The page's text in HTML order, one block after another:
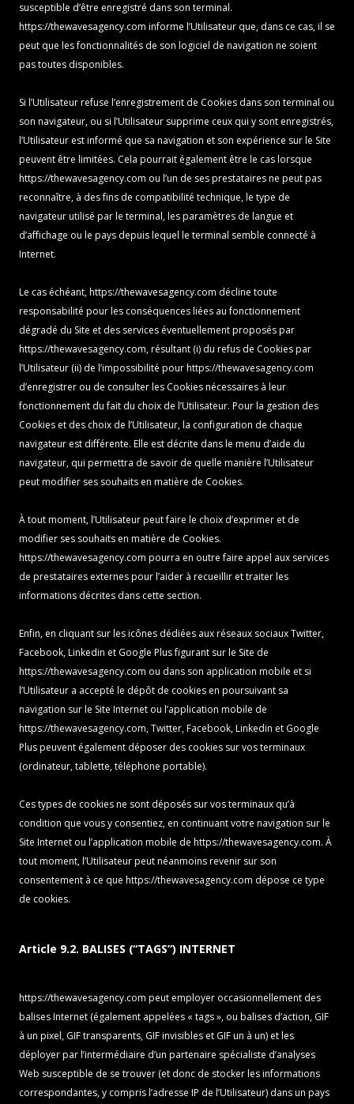
susceptible d’être enregistré dans son terminal.
https://thewavesagency.com informe l’Utilisateur que, dans ce cas, il se
peut que les fonctionnalités de son logiciel de navigation ne soient
pas toutes disponibles.
Si l’Utilisateur refuse l’enregistrement de Cookies dans son terminal ou
son navigateur, ou si l’Utilisateur supprime ceux qui y sont enregistrés,
l’Utilisateur est informé que sa navigation et son expérience sur le Site
peuvent être limitées. Cela pourrait également être le cas lorsque
https://thewavesagency.com ou l’un de ses prestataires ne peut pas
reconnaître, à des fins de compatibilité technique, le type de
navigateur utilisé par le terminal, les paramètres de langue et
d’affichage ou le pays depuis lequel le terminal semble connecté à
Internet.
Le cas échéant,https://thewavesagency.com décline toute
responsabilité pour les conséquences liées au fonctionnement
dégradé du Site et des services éventuellement proposés par
https://thewavesagency.com, résultant (i) du refus de Cookies par
l’Utilisateur (ii) de l’impossibilité pourhttps://thewavesagency.com
d’enregistrer ou de consulter les Cookies nécessaires à leur
fonctionnement du fait du choix de l’Utilisateur. Pour la gestion des
Cookies et des choix de l’Utilisateur, la configuration de chaque
navigateur est différente. Elle est décrite dans le menu d’aide du
navigateur, qui permettra de savoir de quelle manière l’Utilisateur
peut modifier ses souhaits en matière de Cookies.
À tout moment, l’Utilisateur peut faire le choix d’exprimer et de
modifier ses souhaits en matière de Cookies.
https://thewavesagency.com pourra en outre faire appel aux services
de prestataires externes pour l’aider à recueillir et traiter les
informations décrites dans cette section.
Enfin, en cliquant sur les icônes dédiées aux réseaux sociaux Twitter,
Facebook, Linkedin et Google Plus figurant sur le Site de
https://thewavesagency.com ou dans son application mobile et si
l’Utilisateur a accepté le dépôt de cookies en poursuivant sa
navigation sur le Site Internet ou l’application mobile de
https://thewavesagency.com, Twitter, Facebook, Linkedin et Google
Plus peuvent également déposer des cookies sur vos terminaux
(ordinateur, tablette, téléphone portable).
Ces types de cookies ne sont déposés sur vos terminaux qu’à
condition que vous y consentiez, en continuant votre navigation sur le
Site Internet ou l’application mobile de https://thewavesagency.com. À
tout moment, l’Utilisateur peut néanmoins revenir sur son
consentement à ce que https://thewavesagency.com dépose ce type
de cookies.
Article 9.2. BALISES (“TAGS”) INTERNET
https://thewavesagency.com peut employer occasionnellement des
balises Internet (également appelées « tags », ou balises d’action, GIF
à un pixel, GIF transparents, GIF invisibles et GIF un à un) et les
déployer par l’intermédiaire d’un partenaire spécialiste d’analyses
Web susceptible de se trouver (et donc de stocker les informations
correspondantes, y compris l’adresse IP de l’Utilisateur) dans un pays